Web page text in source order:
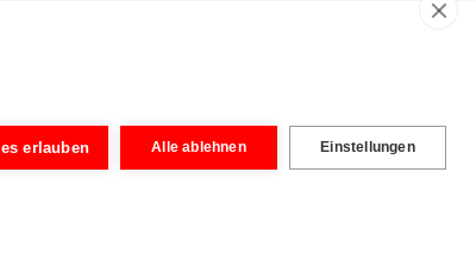
Die Informationsweitergabe an den
oder Rechtsberatung. Unabhängig von der
Rechtsanwälten aufgebaut, um eine vereinfachte
Prüfung der eingereichten Unterlagen kann eine
erlauben Alle ablehnen Einstellungen